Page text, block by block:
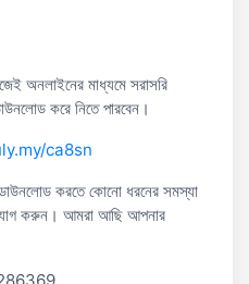
অনলাইনের মাধ্যমে সরাসরি
করে নিতে পারবেন।
ca8sn
ডাউনলোড করতে কোনো ধরনের সমস্যা
করুন। আমরা আছি আপনার